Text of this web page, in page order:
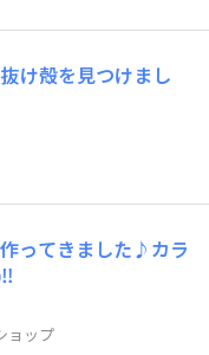
け殻を見つけまし
ってきました♪カラ
ョップ